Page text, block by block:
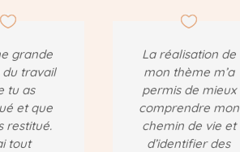
grande
du travail
tu as
et que
restitué.
tout
La réalisation de
mon thème m’a
permis de mieux
comprendre mon
chemin de vie et
d’identifier des